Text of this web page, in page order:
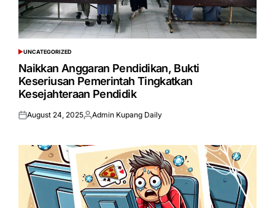
POSTED
IN
UNCATEGORIZED
Naikkan Anggaran Pendidikan, Bukti
Keseriusan Pemerintah Tingkatkan
Kesejahteraan Pendidik
Posted
August 24, 2025Posted
Admin Kupang Daily